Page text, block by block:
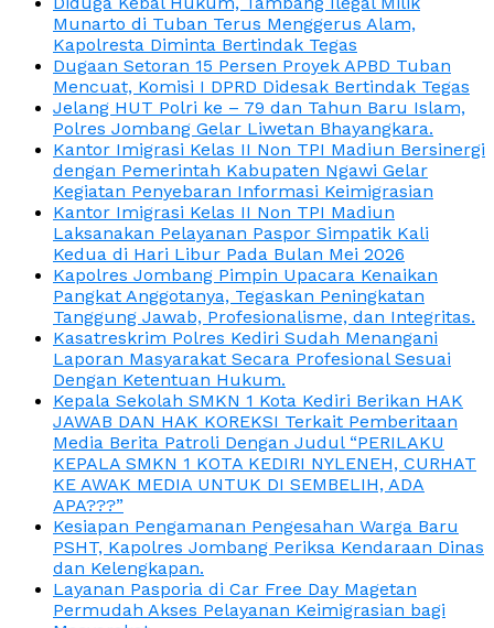
Munarto di Tuban Terus Menggerus Alam,
Kapolresta Diminta Bertindak Tegas
Dugaan Setoran 15 Persen Proyek APBD Tuban
Mencuat, Komisi I DPRD Didesak Bertindak Tegas
Jelang HUT Polri ke – 79 dan Tahun Baru Islam,
Polres Jombang Gelar Liwetan Bhayangkara.
Kantor Imigrasi Kelas II Non TPI Madiun Bersinergi
dengan Pemerintah Kabupaten Ngawi Gelar
Kegiatan Penyebaran Informasi Keimigrasian
Kantor Imigrasi Kelas II Non TPI Madiun
Laksanakan Pelayanan Paspor Simpatik Kali
Kedua di Hari Libur Pada Bulan Mei 2026
Kapolres Jombang Pimpin Upacara Kenaikan
Pangkat Anggotanya, Tegaskan Peningkatan
Tanggung Jawab, Profesionalisme, dan Integritas.
Kasatreskrim Polres Kediri Sudah Menangani
Laporan Masyarakat Secara Profesional Sesuai
Dengan Ketentuan Hukum.
Kepala Sekolah SMKN 1 Kota Kediri Berikan HAK
JAWAB DAN HAK KOREKSI Terkait Pemberitaan
Media Berita Patroli Dengan Judul “PERILAKU
KEPALA SMKN 1 KOTA KEDIRI NYLENEH, CURHAT
KE AWAK MEDIA UNTUK DI SEMBELIH, ADA
APA???”
Kesiapan Pengamanan Pengesahan Warga Baru
PSHT, Kapolres Jombang Periksa Kendaraan Dinas
dan Kelengkapan.
Layanan Pasporia di Car Free Day Magetan
Permudah Akses Pelayanan Keimigrasian bagi